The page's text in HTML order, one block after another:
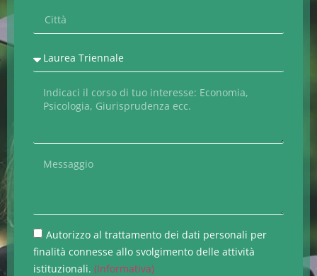
Autorizzo al trattamento dei dati personali per
finalità connesse allo svolgimento delle attività
istituzionali. (Informativa)